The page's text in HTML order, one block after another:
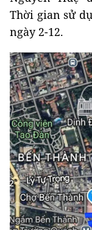
Thời gian sử
ngày 2-12.